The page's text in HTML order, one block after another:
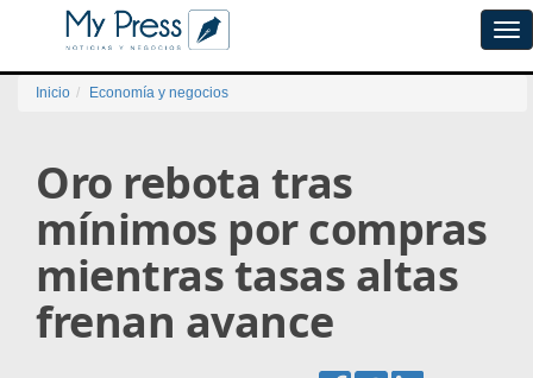
Inicio Economía y negocios
Oro rebota tras
mínimos por compras
mientras tasas altas
frenan avance